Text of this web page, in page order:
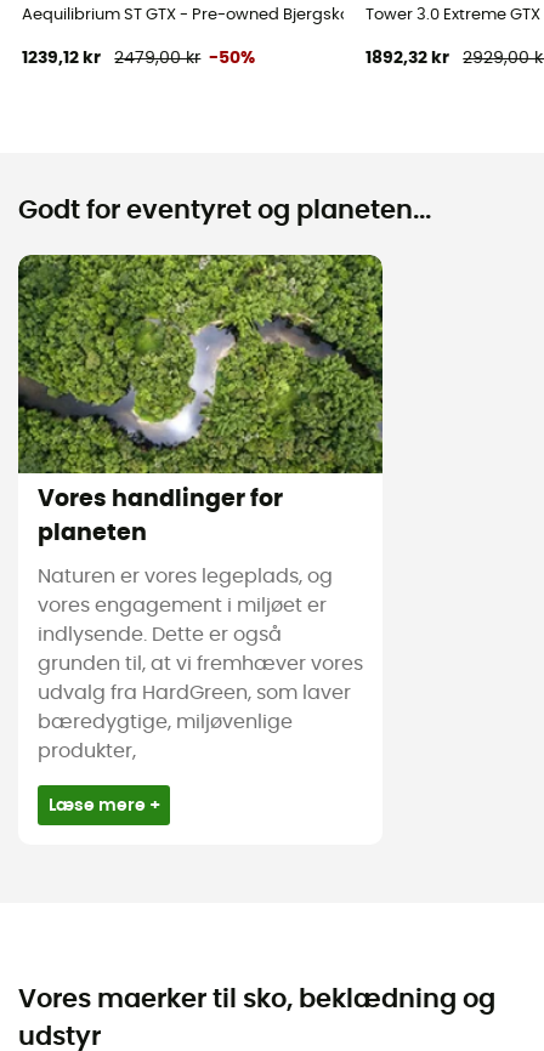
Aequilibrium ST GTX - Pre-owned Bjergsko - Herrer - Sort - 43.5
1239,12 kr 2479,00 kr -50%
Tower 3.0 Extreme
1892,32 kr 2929,00
Godt for eventyret og planeten...
Vores handlinger for
planeten
Naturen er vores legeplads, og
vores engagement i miljøet er
indlysende. Dette er også
grunden til, at vi fremhæver vores
udvalg fra HardGreen, som laver
bæredygtige, miljøvenlige
produkter,
Læse mere +
Vores maerker til sko, beklædning og
udstyr